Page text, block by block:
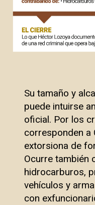
Su tamaño y
puede intuirse
oficial. Por los
corresponden a
extorsiona de
Ocurre también
hidrocarburos,
vehículos y
con